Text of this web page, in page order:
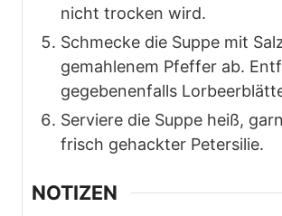
nicht trocken wird.
Schmecke die Suppe mit
gemahlenem Pfeffer ab.
gegebenenfalls
Serviere die Suppe heiß,
frisch gehackter Petersilie.
NOTIZEN